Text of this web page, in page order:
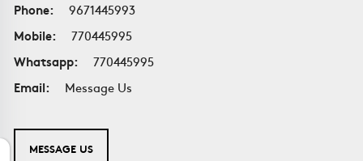
Phone:
9671445993
Mobile:
770445995
Whatsapp:
770445995
Email:
Message Us
MESSAGE US